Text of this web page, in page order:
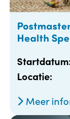
Health
Locatie:
Meer